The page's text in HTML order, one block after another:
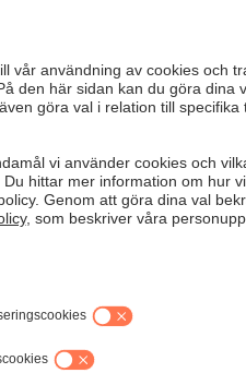
borde vara en självklar
marknaden. Men när
företaget är baserat blir